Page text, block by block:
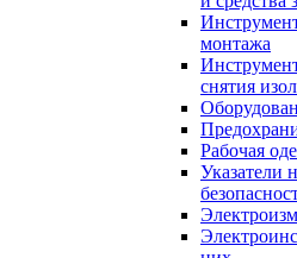
монтажа
снятия
Рабочая
Указатели